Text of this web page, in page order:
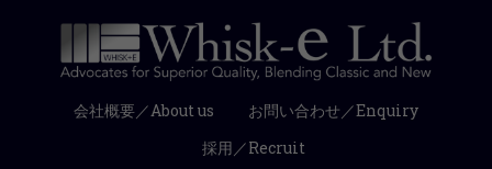
会社概要／About us
お問い合わせ／Enquiry
採用／Recruit